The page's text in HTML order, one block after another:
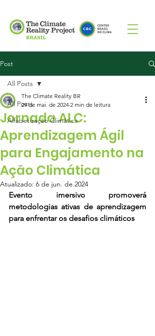
Post
All Posts
Alfabetização Climática
All Posts
Jornada ALC:
Aprendizagem Ágil
para Engajamento na
Ação Climática
The Climate Reality BR
29 de mai. de 2024 2 min de leitura
Atualizado: 6 de jun. de 2024
Evento imersivo promoverá
metodologias ativas de aprendizagem
para enfrentar os desafios climáticos